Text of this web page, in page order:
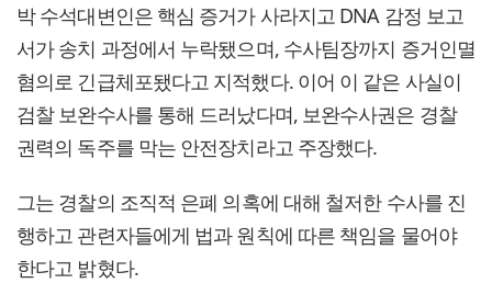
박 수석대변인은 핵심 증거가 사라지고 DNA 감정 보고
서가 송치 과정에서 누락됐으며, 수사팀장까지 증거인멸
혐의로 긴급체포됐다고 지적했다. 이어 이 같은 사실이
검찰 보완수사를 통해 드러났다며, 보완수사권은 경찰
권력의 독주를 막는 안전장치라고 주장했다.
그는 경찰의 조직적 은폐 의혹에 대해 철저한 수사를 진
행하고 관련자들에게 법과 원칙에 따른 책임을 물어야
한다고 밝혔다.